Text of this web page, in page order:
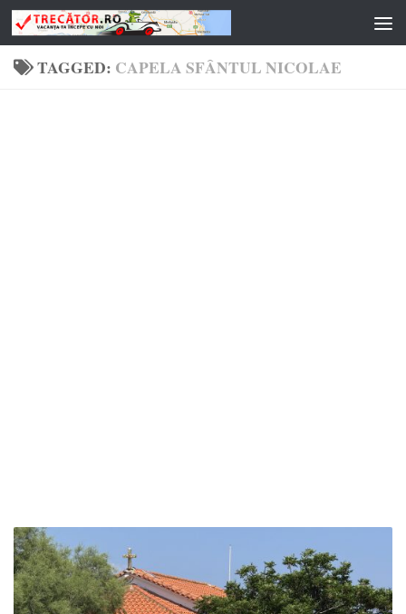
Skip to content
TAGGED: CAPELA SFÂNTUL NICOLAE